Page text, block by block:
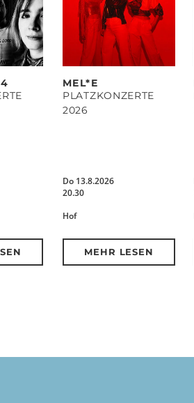
MEL*E
PLATZKONZERTE
2026
Do 13.8.2026
20.30
Hof
MEHR LESEN